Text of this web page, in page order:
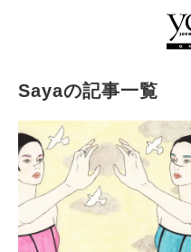
Sayaの記事一覧